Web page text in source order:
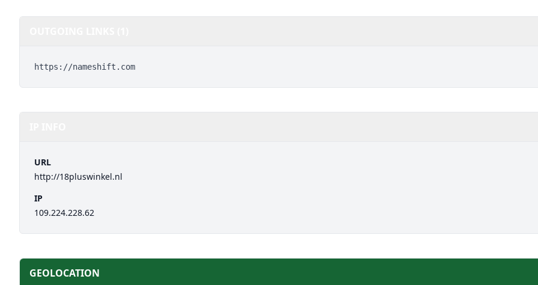
https://nameshift.com
URL
http://18pluswinkel.nl
IP
109.224.228.62
GEOLOCATION